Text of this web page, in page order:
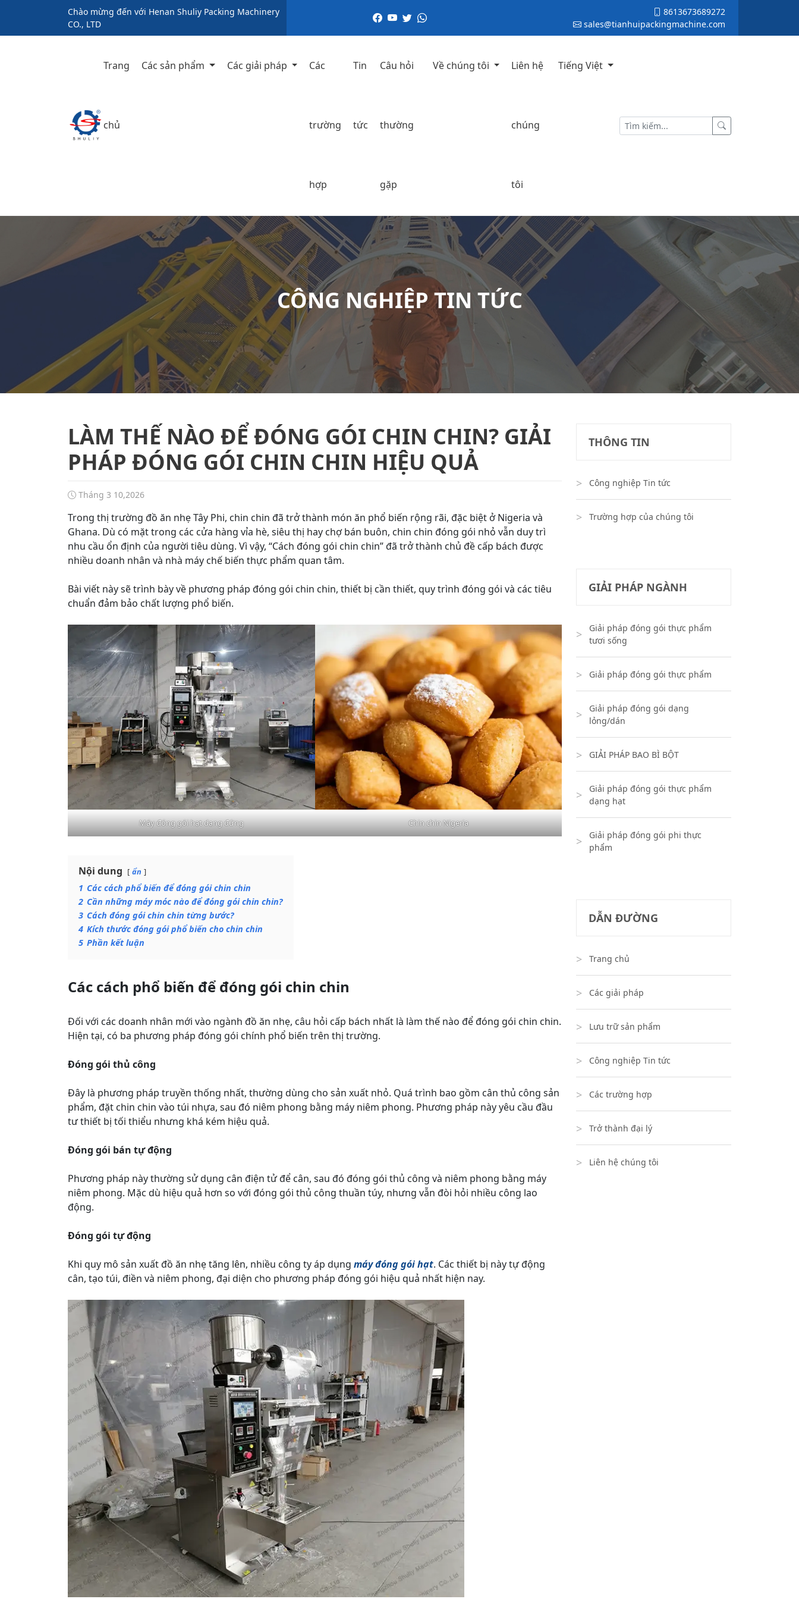
Chào mừng đến với Henan Shuliy Packing Machinery
CO., LTD
8613673689272
sales@tianhuipackingmachine.com
Trang
chủ
Các sản phẩm Các giải pháp Các
trường
hợp
Tin
tức
Câu hỏi
thường
gặp
Về chúng tôi Liên hệ
chúng
tôi
Tiếng Việt
CÔNG NGHIỆP TIN TỨC
LÀM THẾ NÀO ĐỂ ĐÓNG GÓI CHIN CHIN? GIẢI
PHÁP ĐÓNG GÓI CHIN CHIN HIỆU QUẢ
Tháng 3 10,2026
Trong thị trường đồ ăn nhẹ Tây Phi, chin chin đã trở thành món ăn phổ biến rộng rãi, đặc biệt ở Nigeria và
Ghana. Dù có mặt trong các cửa hàng vỉa hè, siêu thị hay chợ bán buôn, chin chin đóng gói nhỏ vẫn duy trì
nhu cầu ổn định của người tiêu dùng. Vì vậy, “Cách đóng gói chin chin” đã trở thành chủ đề cấp bách được
nhiều doanh nhân và nhà máy chế biến thực phẩm quan tâm.
Bài viết này sẽ trình bày về phương pháp đóng gói chin chin, thiết bị cần thiết, quy trình đóng gói và các tiêu
chuẩn đảm bảo chất lượng phổ biến.
Máy đóng gói hạt dạng đứng Chin chin Nigeria
Nội dung ẩn
1 Các cách phổ biến để đóng gói chin chin
2 Cần những máy móc nào để đóng gói chin chin?
3 Cách đóng gói chin chin từng bước?
4 Kích thước đóng gói phổ biến cho chin chin
5 Phần kết luận
Các cách phổ biến để đóng gói chin chin
Đối với các doanh nhân mới vào ngành đồ ăn nhẹ, câu hỏi cấp bách nhất là làm thế nào để đóng gói chin chin.
Hiện tại, có ba phương pháp đóng gói chính phổ biến trên thị trường.
Đóng gói thủ công
Đây là phương pháp truyền thống nhất, thường dùng cho sản xuất nhỏ. Quá trình bao gồm cân thủ công sản
phẩm, đặt chin chin vào túi nhựa, sau đó niêm phong bằng máy niêm phong. Phương pháp này yêu cầu đầu
tư thiết bị tối thiểu nhưng khá kém hiệu quả.
Đóng gói bán tự động
Phương pháp này thường sử dụng cân điện tử để cân, sau đó đóng gói thủ công và niêm phong bằng máy
niêm phong. Mặc dù hiệu quả hơn so với đóng gói thủ công thuần túy, nhưng vẫn đòi hỏi nhiều công lao
động.
Đóng gói tự động
Khi quy mô sản xuất đồ ăn nhẹ tăng lên, nhiều công ty áp dụng máy đóng gói hạt. Các thiết bị này tự động
cân, tạo túi, điền và niêm phong, đại diện cho phương pháp đóng gói hiệu quả nhất hiện nay.
THÔNG TIN
Công nghiệp Tin tức
Trường hợp của chúng tôi
GIẢI PHÁP NGÀNH
Giải pháp đóng gói thực phẩm
tươi sống
Giải pháp đóng gói thực phẩm
Giải pháp đóng gói dạng
lỏng/dán
GIẢI PHÁP BAO BÌ BỘT
Giải pháp đóng gói thực phẩm
dạng hạt
Giải pháp đóng gói phi thực
phẩm
DẪN ĐƯỜNG
Trang chủ
Các giải pháp
Lưu trữ sản phẩm
Công nghiệp Tin tức
Các trường hợp
Trở thành đại lý
Liên hệ chúng tôi